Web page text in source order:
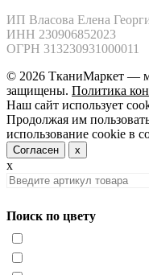
ИП Власова Елена
ИНН 230906852023
ОГРН 313230931000011
© 2026 ТканиМаркет —
защищены. Политика
Наш сайт использует
Продолжая им
использование cookie в
Согласен x
x
Поиск по цвету